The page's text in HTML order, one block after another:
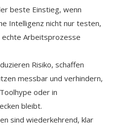
beste Einstieg, wenn
Intelligenz nicht nur testen,
Arbeitsprozesse
Risiko, schaffen
messbar und verhindern,
oder in
bleibt.
sind wiederkehrend, klar